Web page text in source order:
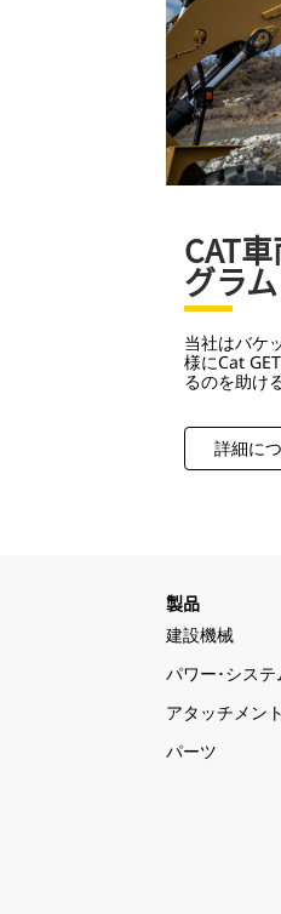
CAT
グラム
当社はバケ
様にCat
るのを助け
詳細に
製品
建設機械
パワー･システ
アタッチメント
パーツ